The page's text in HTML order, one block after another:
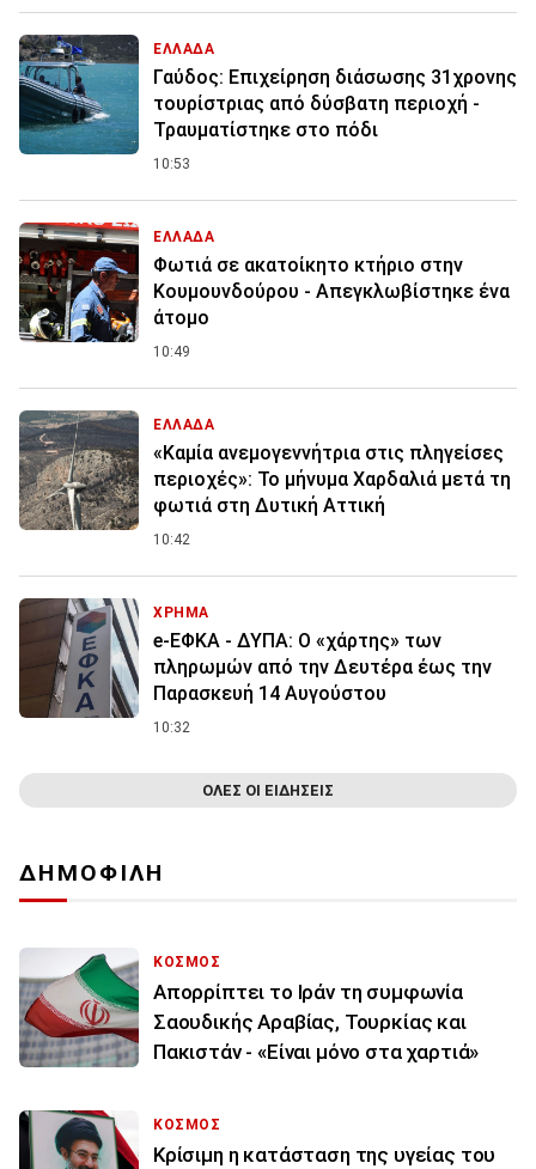
ΕΛΛΑΔΑ
Γαύδος: Επιχείρηση διάσωσης 31χρονης
τουρίστριας από δύσβατη περιοχή -
Τραυματίστηκε στο πόδι
10:53
ΕΛΛΑΔΑ
Φωτιά σε ακατοίκητο κτήριο στην
Κουμουνδούρου - Απεγκλωβίστηκε ένα
άτομο
10:49
ΕΛΛΑΔΑ
«Καμία ανεμογεννήτρια στις πληγείσες
περιοχές»: Το μήνυμα Χαρδαλιά μετά τη
φωτιά στη Δυτική Αττική
10:42
ΧΡΗΜΑ
e-ΕΦΚΑ - ΔΥΠΑ: Ο «χάρτης» των
πληρωμών από την Δευτέρα έως την
Παρασκευή 14 Αυγούστου
10:32
ΟΛΕΣ ΟΙ ΕΙΔΗΣΕΙΣ
ΔΗΜΟΦΙΛΗ
ΚΟΣΜΟΣ
Απορρίπτει το Ιράν τη συμφωνία
Σαουδικής Αραβίας, Τουρκίας και
Πακιστάν - «Είναι μόνο στα χαρτιά»
ΚΟΣΜΟΣ
Κρίσιμη η κατάσταση της υγείας του